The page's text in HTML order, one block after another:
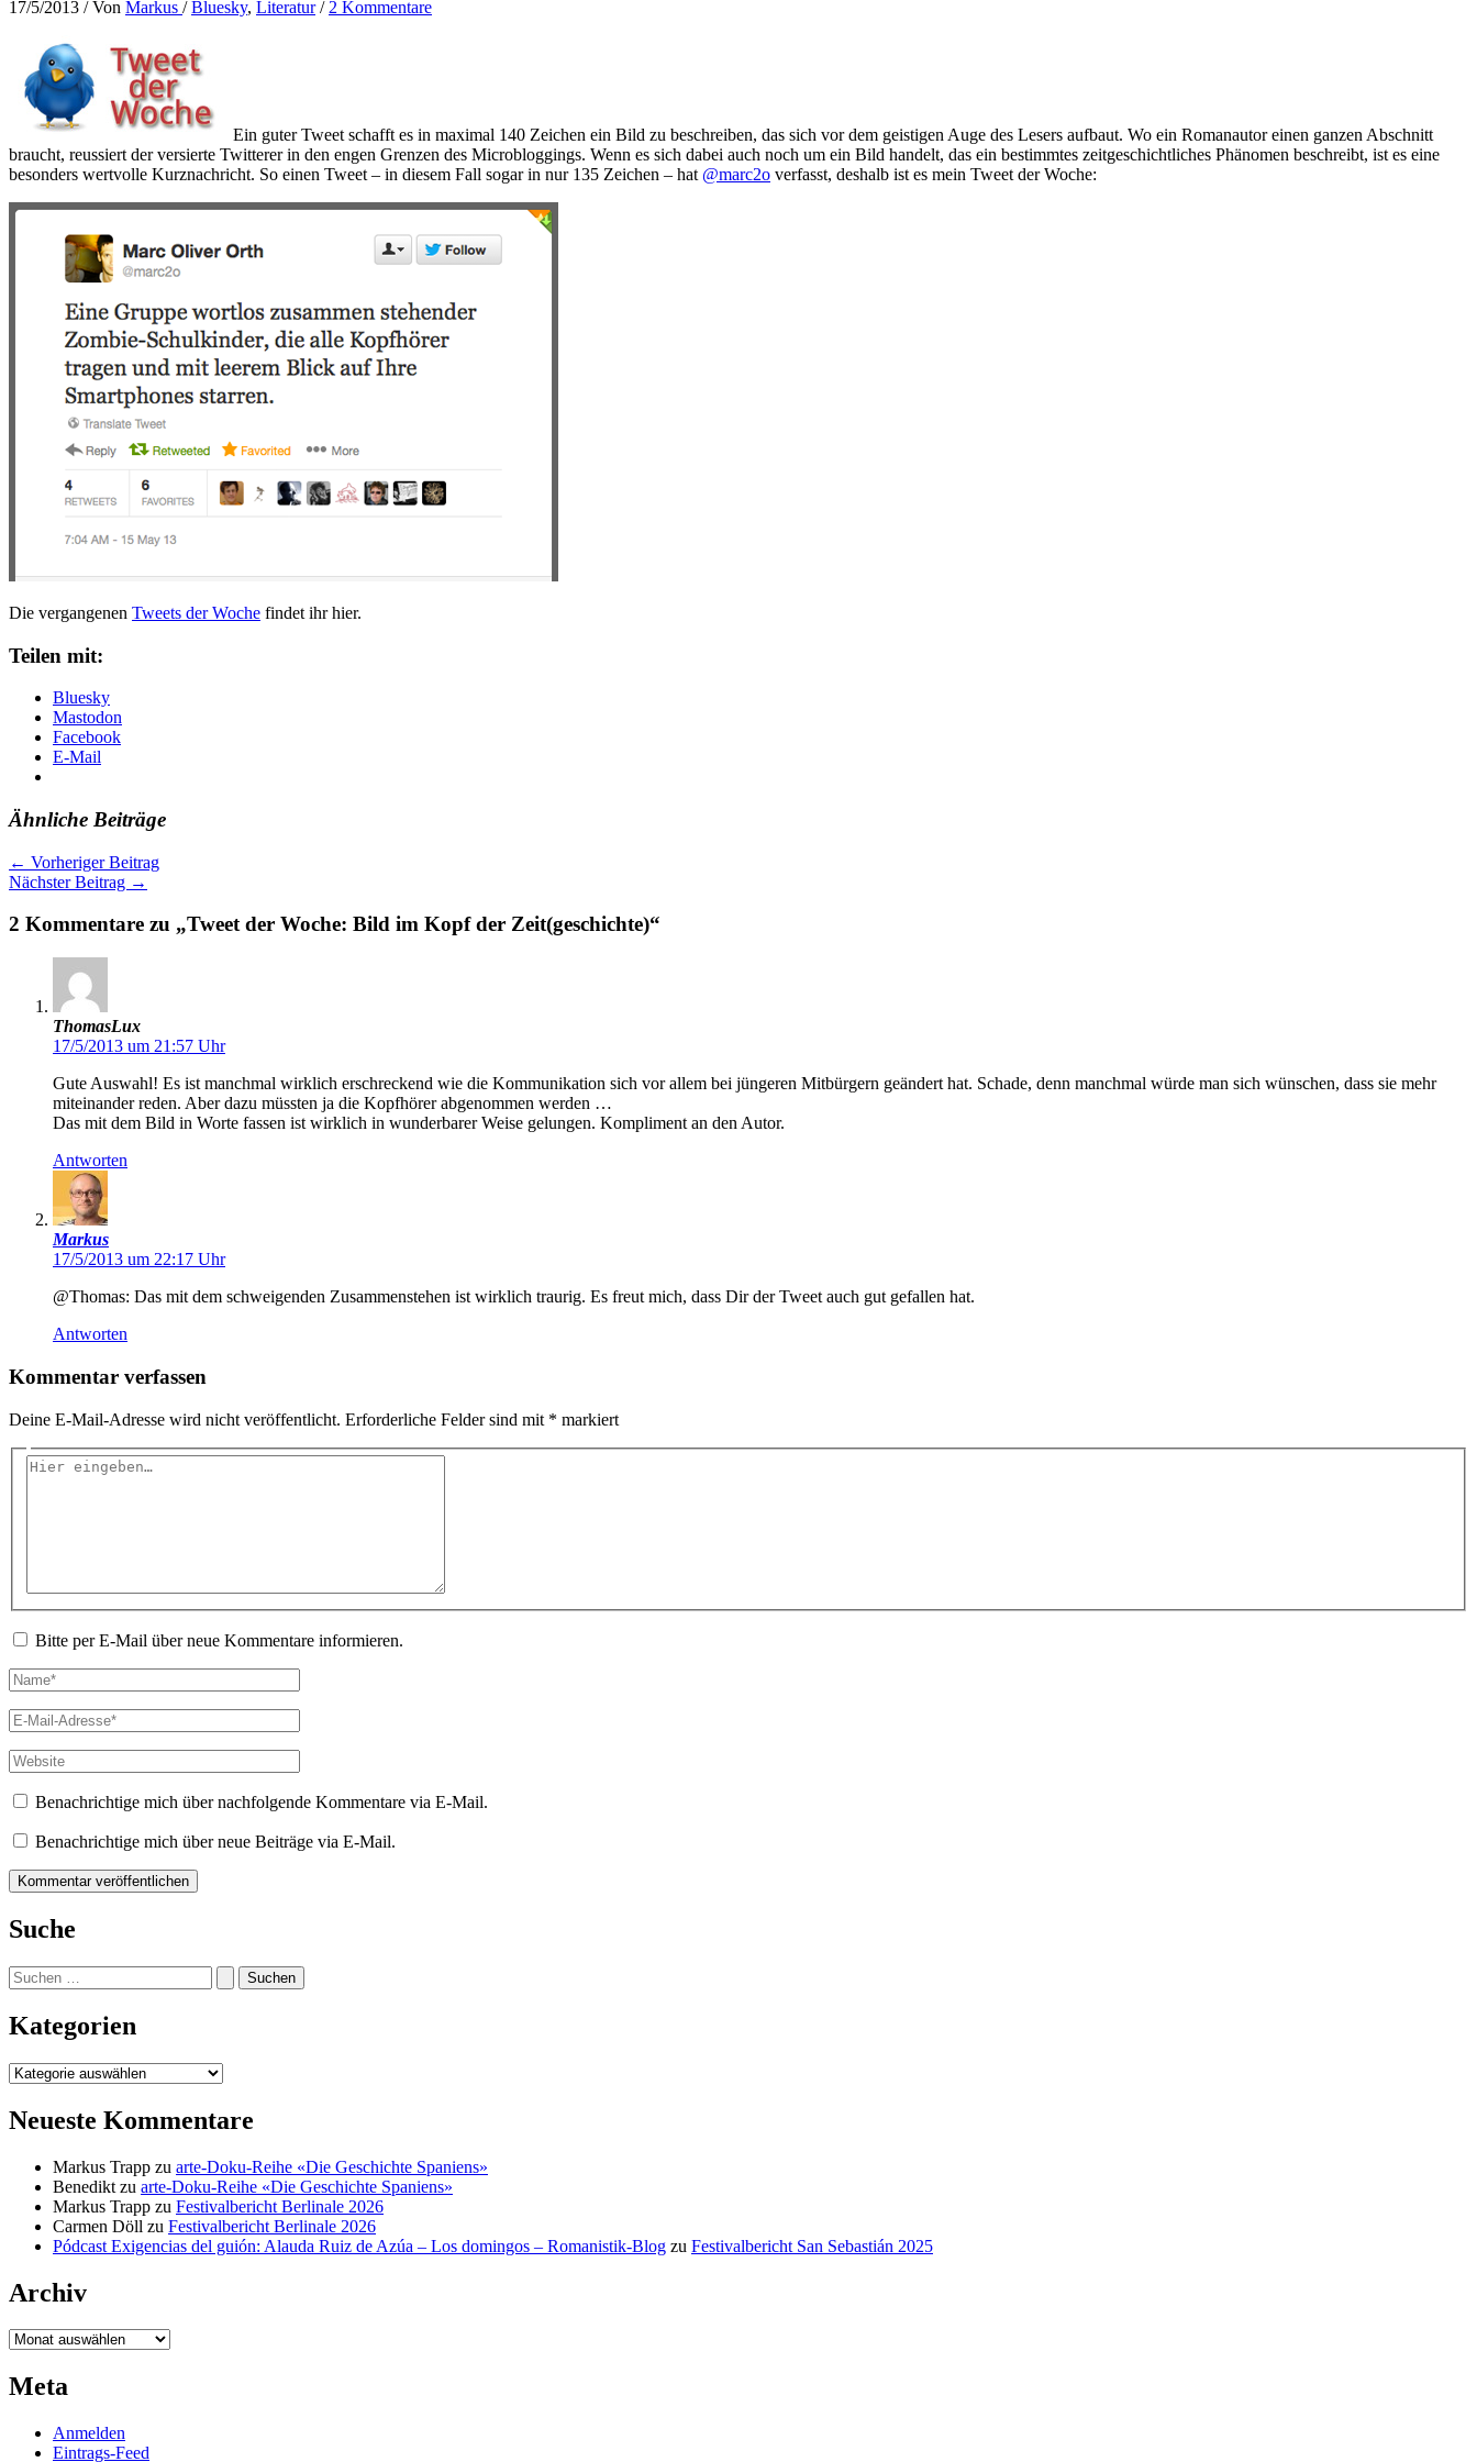
17/5/2013 / Von Markus /Bluesky, Literatur/ 2 Kommentare
Ein guter Tweet schafft es in maximal 140 Zeichen ein Bild zu beschreiben, das sich vor dem geistigen Auge des Lesers aufbaut. Wo ein Romanautor einen ganzen Abschnitt
braucht, reussiert der versierte Twitterer in den engen Grenzen des Microbloggings. Wenn es sich dabei auch noch um ein Bild handelt, das ein bestimmtes zeitgeschichtliches Phänomen beschreibt, ist es eine
besonders wertvolle Kurznachricht. So einen Tweet – in diesem Fall sogar in nur 135 Zeichen – hat @marc2o verfasst, deshalb ist es mein Tweet der Woche:
Die vergangenen Tweets der Woche findet ihr hier.
Teilen mit:
Bluesky
Mastodon
Facebook
E-Mail
Ähnliche Beiträge
← Vorheriger Beitrag
Nächster Beitrag →
2 Kommentare zu „Tweet der Woche: Bild im Kopf der Zeit(geschichte)“
ThomasLux
17/5/2013 um 21:57 Uhr
Gute Auswahl! Es ist manchmal wirklich erschreckend wie die Kommunikation sich vor allem bei jüngeren Mitbürgern geändert hat. Schade, denn manchmal würde man sich wünschen, dass sie mehr
miteinander reden. Aber dazu müssten ja die Kopfhörer abgenommen werden …
Das mit dem Bild in Worte fassen ist wirklich in wunderbarer Weise gelungen. Kompliment an den Autor.
Antworten
Markus
17/5/2013 um 22:17 Uhr
@Thomas: Das mit dem schweigenden Zusammenstehen ist wirklich traurig. Es freut mich, dass Dir der Tweet auch gut gefallen hat.
Antworten
Kommentar verfassen
Deine E-Mail-Adresse wird nicht veröffentlicht. Erforderliche Felder sind mit * markiert
Hier
Bitte per E-Mail über neue Kommentare informieren.
Name*
E-
Mail-
Adresse*
Website
Benachrichtige mich über nachfolgende Kommentare via E-Mail.
Benachrichtige mich über neue Beiträge via E-Mail.
Suche
Suchen
nach:
Kategorien
Kategorien
Neueste Kommentare
Markus Trapp zu arte-Doku-Reihe «Die Geschichte Spaniens»
Benedikt zu arte-Doku-Reihe «Die Geschichte Spaniens»
Markus Trapp zu Festivalbericht Berlinale 2026
Carmen Döll zu Festivalbericht Berlinale 2026
Pódcast Exigencias del guión: Alauda Ruiz de Azúa – Los domingos – Romanistik-Blog zu Festivalbericht San Sebastián 2025
Archiv
Archiv
Meta
Anmelden
Eintrags-Feed